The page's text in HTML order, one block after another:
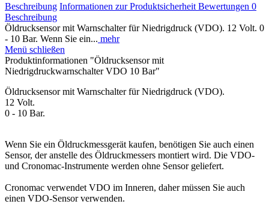
Beschreibung Informationen zur Produktsicherheit Bewertungen 0
Beschreibung
Öldrucksensor mit Warnschalter für Niedrigdruck (VDO). 12 Volt. 0
- 10 Bar. Wenn Sie ein... mehr
Menü schließen
Produktinformationen "Öldrucksensor mit
Niedrigdruckwarnschalter VDO 10 Bar"
Öldrucksensor mit Warnschalter für Niedrigdruck (VDO).
12 Volt.
0 - 10 Bar.
Wenn Sie ein Öldruckmessgerät kaufen, benötigen Sie auch einen
Sensor, der anstelle des Öldruckmessers montiert wird. Die VDO-
und Cronomac-Instrumente werden ohne Sensor geliefert.
Cronomac verwendet VDO im Inneren, daher müssen Sie auch
einen VDO-Sensor verwenden.